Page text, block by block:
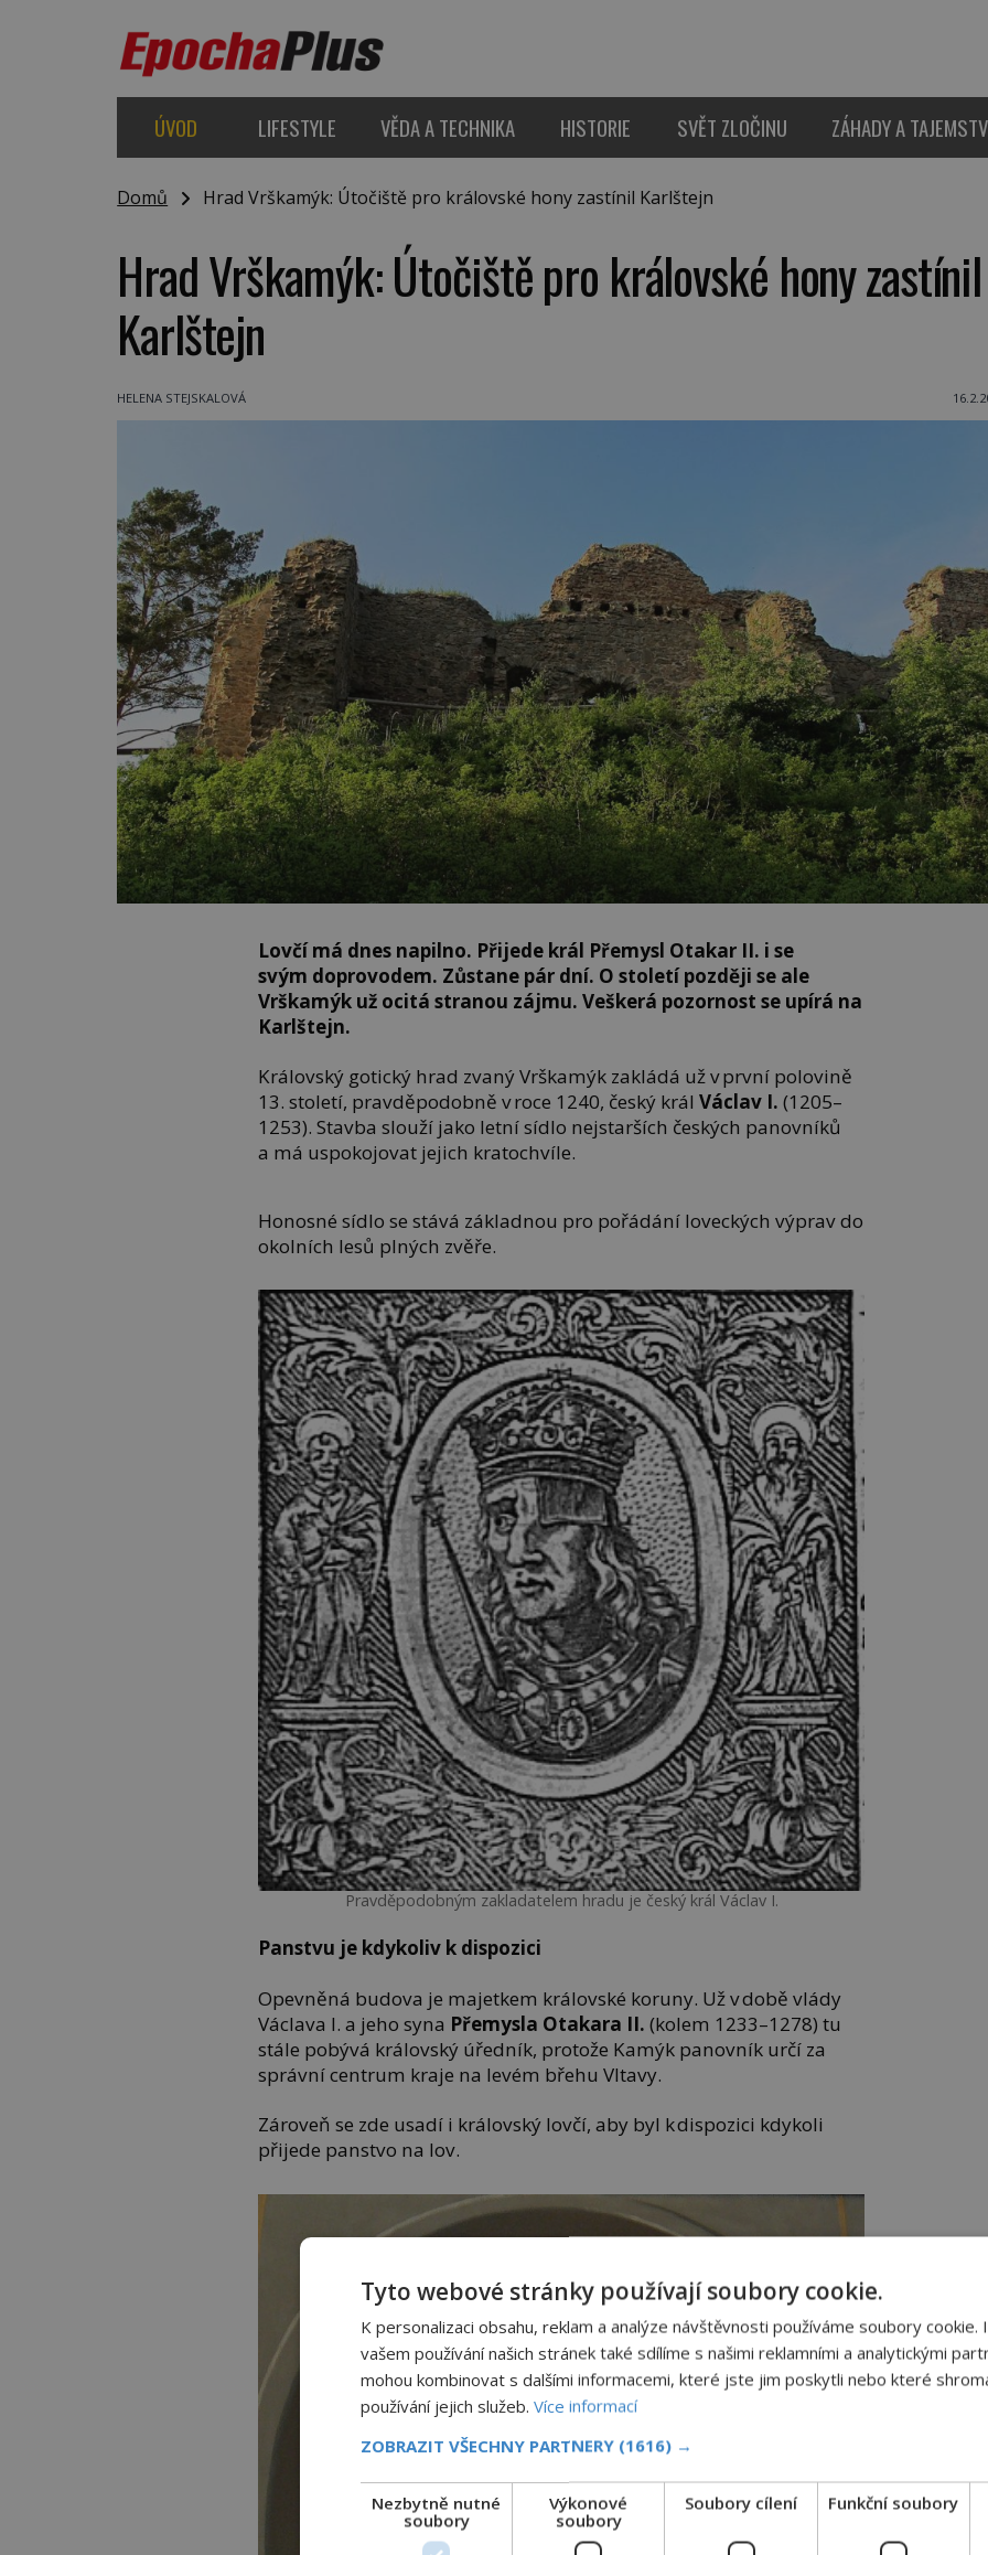
ÚVOD LIFESTYLE VĚDA A TECHNIKA HISTORIE SVĚT ZLOČINU ZÁHADY A
Domů Hrad Vrškamýk: Útočiště pro královské hony zastínil Karlštejn
Hrad Vrškamýk: Útočiště pro královské hony zastínil
Karlštejn
HELENA STEJSKALOVÁ
Lovčí má dnes napilno. Přijede král Přemysl Otakar II. i se
svým doprovodem. Zůstane pár dní. O století později se ale
Vrškamýk už ocitá stranou zájmu. Veškerá pozornost se upírá na
Karlštejn.
Královský gotický hrad zvaný Vrškamýk zakládá už v první polovině
13. století, pravděpodobně v roce 1240, český králVáclav I. (1205–
1253). Stavba slouží jako letní sídlo nejstarších českých panovníků
a má uspokojovat jejich kratochvíle.
Honosné sídlo se stává základnou pro pořádání loveckých výprav do
okolních lesů plných zvěře.
Pravděpodobným zakladatelem hradu je český král Václav I.
Panstvu je kdykoliv k dispozici
Opevněná budova je majetkem královské koruny. Už v době vlády
Václava I. a jeho syna Přemysla Otakara II. (kolem 1233–1278) tu
stále pobývá královský úředník, protože Kamýk panovník určí za
správní centrum kraje na levém břehu Vltavy.
Zároveň se zde usadí i královský lovčí, aby byl k dispozici kdykoli
přijede panstvo na lov.
Tyto webové stránky používají soubory cookie.
K personalizaci obsahu, reklam a analýze návštěvnosti používáme soubory cookie.
vašem používání našich stránek také sdílíme s našimi reklamními a analytickými
mohou kombinovat s dalšími informacemi, které jste jim poskytli nebo které
používání jejich služeb. Více informací
ZOBRAZIT VŠECHNY PARTNERY (1616) →
Nezbytně nutné
soubory
Výkonové
soubory
Soubory cílení Funkční soubory